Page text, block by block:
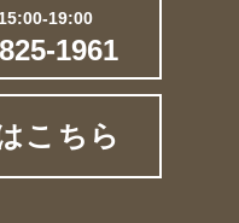
19:00
1961
こちら